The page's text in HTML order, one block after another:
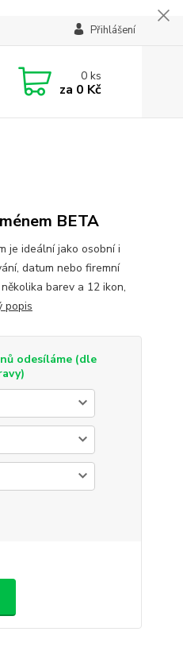
Přihlášení
0ks
za 0 Kč
BETA
je ideální jako osobní i
datum nebo firemní
barev a 12 ikon,
popis
odesíláme (dle